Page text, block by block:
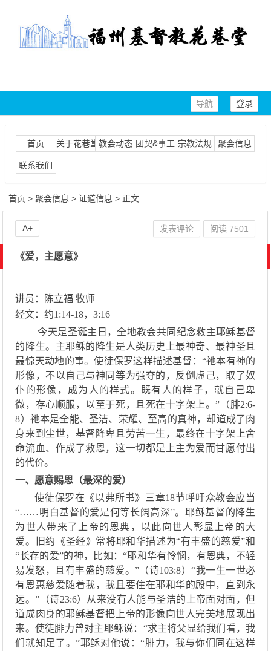
登录
导航
首页 关于花巷堂 教会动态 团契&事工 宗教法规 聚会信息
联系我们
首页 >聚会信息 >证道信息 > 正文
《爱，主愿意》
讲员：陈立福 牧师
经文：约1:14-18，3:16
今天是圣诞主日，全地教会共同纪念救主耶稣基督
的降生。 主耶稣的降生是人类历史上最神奇、最神圣 且
最惊天动地的事。使徒保罗这样描述基督： “祂本有神的
形像，不以自己与神同等为强夺的，反倒虚己，取了奴
仆的形像，成为人的样式。既有人的样子，就自己卑
微，存心顺服，以至于死，且死在十字架上。”（腓2:6-
8）祂本是全能、圣洁、荣耀、至高的真神，却道成了肉
身来到 尘世，基督降卑且劳苦一生，最终在十字架上舍
命流血、作成了救恩， 这一切都是 上主为爱而甘愿付出
的代价。
一、 愿意赐恩（最深的爱）
使徒保罗在《以弗所书》三章18节呼吁众教会应当
“……明白基督的爱是何等长阔高深”。耶稣基督的降生
为世人带来了上帝的恩典，以此向世人彰显上帝的大
爱。旧约《圣经》常将耶和华描述为“有丰盛的慈爱”和
“长存的爱”的神，比如：“耶和华有怜悯，有恩典，不轻
易发怒，且有丰盛的慈爱。”（诗103:8）“我一生一世必
有恩惠慈爱随着我，我且要住在耶和华的殿中，直到永
远。”（诗23:6）从来没有人能与圣洁的上帝面对面 ，但
道成肉身的耶稣基督把上帝的形像向世人完美地展现出
来。 使徒腓力曾对主耶稣说： “求主将父显给我们看，我
们就知足了。”耶稣对他说：“腓力，我与你们同在这样
发表评论 阅读7501
A+